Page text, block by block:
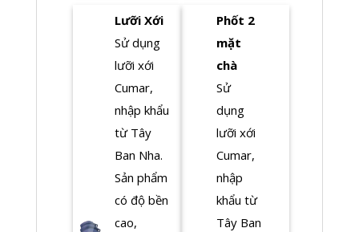
Lưỡi Xới
Sử dụng
lưỡi xới
Cumar,
nhập khẩu
từ Tây
Ban Nha.
Sản phẩm
có độ bền
cao,
Phốt 2
mặt
chà
Sử
dụng
lưỡi xới
Cumar,
nhập
khẩu từ
Tây Ban